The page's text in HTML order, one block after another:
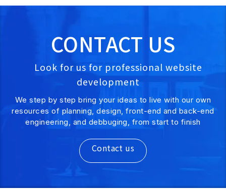
CONTACT US
Look for us for professional website
development
We step by step bring your ideas to live with our own
resources of planning, design, front-end and back-end
engineering, and debbuging, from start to finish
Contact us